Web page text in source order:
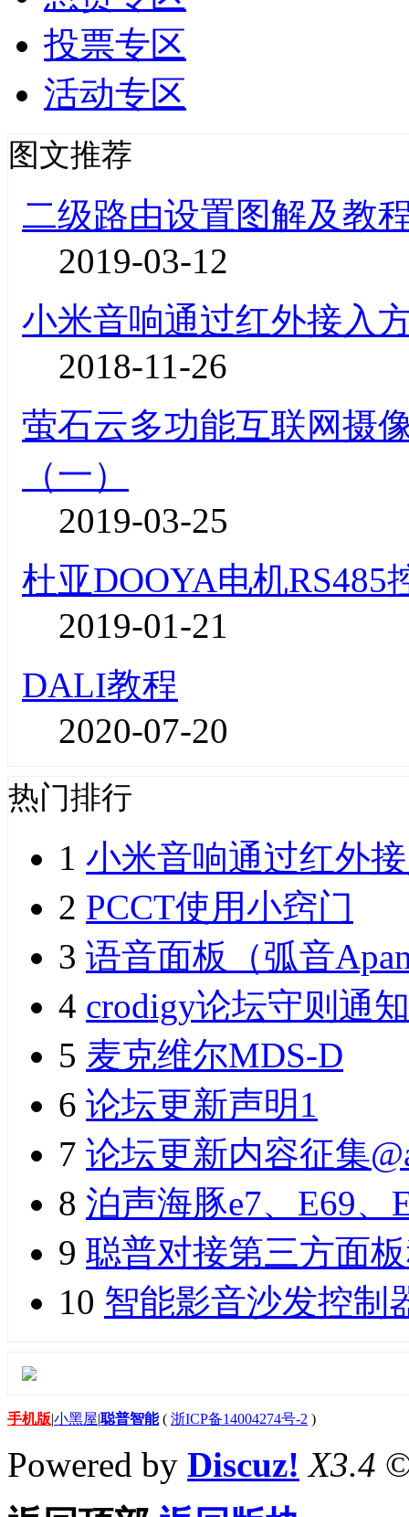
投票专区
活动专区
图文推荐
二级路由设置图解及教
2019-03-12
小米音响通过红外接入
2018-11-26
萤石云多功能互联网摄
（一）
2019-03-25
杜亚DOOYA电机RS485
2019-01-21
DALI教程
2020-07-20
热门排行
1 小米音响通过红外
2 PCCT使用小窍门
3 语音面板（弧音
4 crodigy论坛守则通知
5 麦克维尔MDS-D
6 论坛更新声明1
7 论坛更新内容征集
8 泊声海豚e7、E69、
9 聪普对接第三方面
10 智能影音沙发控制
手机版|小黑屋|聪普智能( 浙ICP备14004274号-2 )
Powered by Discuz! X3.4